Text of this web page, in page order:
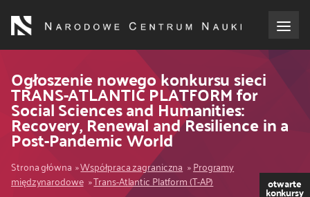
treści
o NCN
dla wnioskodawców
dla realizujących projekty
dla ekspertów
Ogłoszenie nowego konkursu sieci
TRANS-ATLANTIC PLATFORM for
Social Sciences and Humanities:
Recovery, Renewal and Resilience in a
Post-Pandemic World
Ścieżka
Strona główna Współpraca zagraniczna
Programy
międzynarodowe Trans-Atlantic Platform (T-AP) otwarte
konkursy